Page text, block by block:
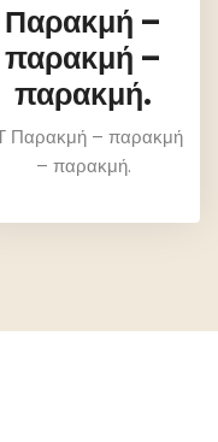
Παρακμή –
παρακμή –
παρακμή.
Παρακμή – παρακμή
– παρακμή.